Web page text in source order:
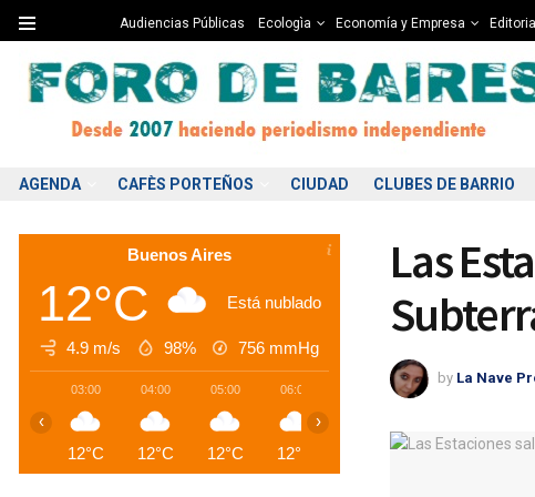
Audiencias Públicas Ecologìa Economía y Empresa Editorial
AGENDA CAFÈS PORTEÑOS CIUDAD CLUBES DE BARRIO
Las
by La Nave
Buenos Aires
12°C Está nublado
4.9 m/s 98% 756 mmHg
03:00
12°C
04:00
12°C
05:00
12°C
06:00
12°C
08:00
12°C 12°C
‹ ›